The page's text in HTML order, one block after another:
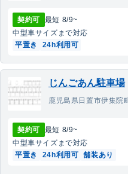
契約可 最短 8/9~
中型車サイズまで対応
平置き
24h利用可
じんごあん駐車場
鹿児島県日置市伊集院
契約可 最短 8/9~
中型車サイズまで対応
平置き
24h利用可 舗装あり